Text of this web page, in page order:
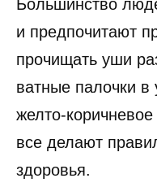
Большинство
и предпочитают
прочищать уши
ватные палочки в
желто-
все делают
здоровья.